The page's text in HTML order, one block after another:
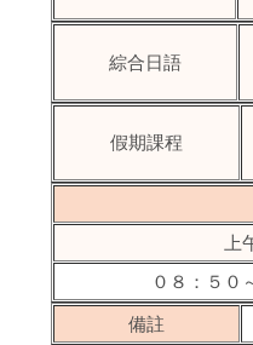
綜合日語
假期課程
上
０８：５０
備註